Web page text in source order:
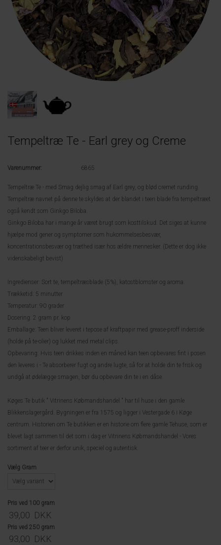
Tempeltræ Te - Earl grey og Creme
Varenummer: 6865
Tempeltræ Te - med Smag dejlig smag af Earl grey, og blød cremet runding.
Tempeltræ navnet på denne te skyldes at der blandet i teen blade fra tempeltræet
også kendt som Ginkgo Biloba.
Ginkgo Biloba har i mange år været brugt som kosttilskud. Det siges at kunne
hjælpe mod gener og symptomer som hukommelsesbesvær,
koncentrationsbesvær og træthed især hos ældre mennesker. (Dette er dog ikke
videnskabeligt bevist)
Ingredienser: Sort te, tempeltræsblade (5%), katostblomster og aroma.
Trækketid: 5 minutter
Temperatur: 90 grader
Dosering: 2 gram pr. kop
Emballage: Teen bliver leveret i tepose af kraftpapir med grease-proff inderside
(holde på te-olier) og lukket med metal clips.
Opbevaring: Hvis teen drikkes inden en måned kan teen opbevares fint i posen
den leveres i - Te absorberer fugt og andre lugte, så for at holde din te frisk og
undgå at ødelægge smagen, bør du opbevare din te i en dåse.
Køges Te butik " Vitrinens Købmandshandel " har til huse i den gamle
Blikkenslagergård. Bygningen er fra 1575 og ligger i Vestergade 6 i Køge
centrum. Historien om Te butikken er en historie om flere gamle Tehuse, som er
blevet lagt sammen til det som i dag er Vitrinens Købmandshandel - Vores
sortiment af teer er derfor unik, speciel og autentisk.
Vælg Gram
Pris ved 100 gram
39,00 DKK
Pris ved 250 gram
93,00 DKK